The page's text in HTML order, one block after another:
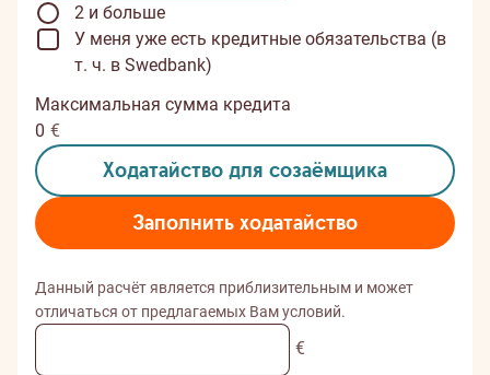
2 и больше
У меня уже есть кредитные обязательства (в
т. ч. в Swedbank)
Максимальная сумма кредита
0 €
Ходатайство для созаёмщика
Заполнить ходатайство
Данный расчёт является приблизительным и может
отличаться от предлагаемых Вам условий.
€